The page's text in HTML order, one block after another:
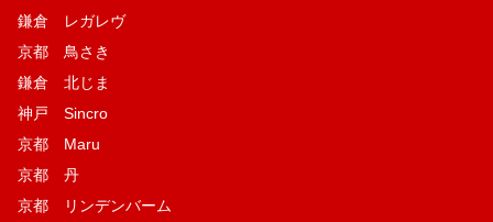
鎌倉 レガレヴ
京都 鳥さき
鎌倉 北じま
神戸 Sincro
京都 Maru
京都 丹
京都 リンデンバーム